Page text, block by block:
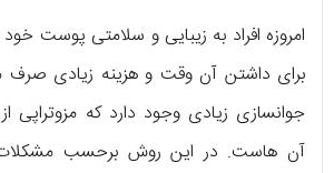
امروزه افراد به زیبایی و سلامتی پوست
برای داشتن آن وقت و هزینه زیادی
جوانسازی زیادی وجود دارد که مزوتراپی
آن هاست. در این روش برحسب مشکلات